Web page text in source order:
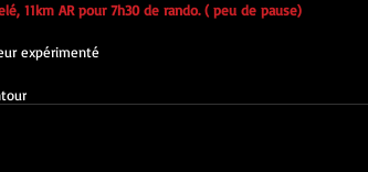
11km AR pour 7h30 de rando. ( peu de pause)
expérimenté